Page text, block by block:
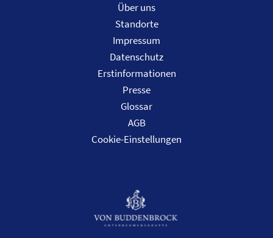
Über uns
Standorte
Impressum
Datenschutz
Erstinformationen
Presse
Glossar
AGB
Cookie-Einstellungen